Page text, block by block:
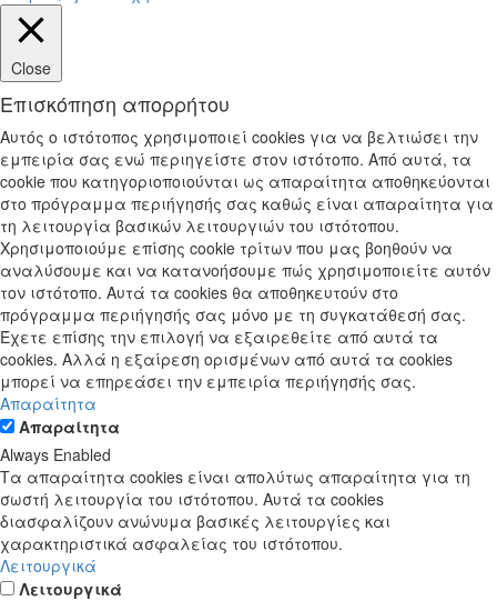
Close
Επισκόπηση απορρήτου
Αυτός ο ιστότοπος χρησιμοποιεί cookies για να βελτιώσει την
εμπειρία σας ενώ περιηγείστε στον ιστότοπο. Από αυτά, τα
cookie που κατηγοριοποιούνται ως απαραίτητα αποθηκεύονται
στο πρόγραμμα περιήγησής σας καθώς είναι απαραίτητα για
τη λειτουργία βασικών λειτουργιών του ιστότοπου.
Χρησιμοποιούμε επίσης cookie τρίτων που μας βοηθούν να
αναλύσουμε και να κατανοήσουμε πώς χρησιμοποιείτε αυτόν
τον ιστότοπο. Αυτά τα cookies θα αποθηκευτούν στο
πρόγραμμα περιήγησής σας μόνο με τη συγκατάθεσή σας.
Έχετε επίσης την επιλογή να εξαιρεθείτε από αυτά τα
cookies. Αλλά η εξαίρεση ορισμένων από αυτά τα cookies
μπορεί να επηρεάσει την εμπειρία περιήγησής σας.
Απαραίτητα
Απαραίτητα
Always Enabled
Τα απαραίτητα cookies είναι απολύτως απαραίτητα για τη
σωστή λειτουργία του ιστότοπου. Αυτά τα cookies
διασφαλίζουν ανώνυμα βασικές λειτουργίες και
χαρακτηριστικά ασφαλείας του ιστότοπου.
Λειτουργικά
Λειτουργικά